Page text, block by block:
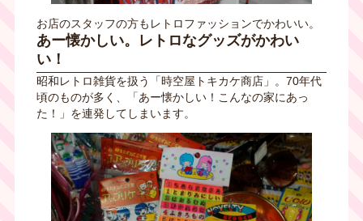
お店のスタッフの方もレトロファッションでかわいい。
あー懐かしい。レトロなグッズがかわい
い！
昭和レトロ雑貨を扱う「時空屋トキカケ商店」。 70年代
頃のものが多く、「あー懐かしい！こんなの家にあっ
た！」を連発してしまいます。